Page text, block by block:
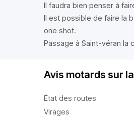
Il faudra bien penser à
Il est possible de faire la
one shot.
Passage à Saint-véran la
Avis motards sur
État des routes
Virages